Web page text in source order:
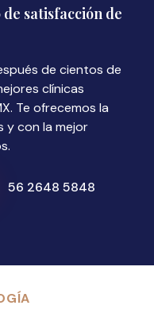
satisfacción de
de cientos de
clínicas
Te ofrecemos la
y con la mejor
56 2648 5848